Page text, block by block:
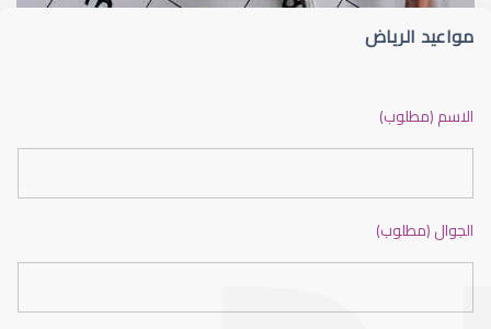
ضعف نظر الاطفال
مواعيد الرياض
الاسم (مطلوب)
الجوال (مطلوب)